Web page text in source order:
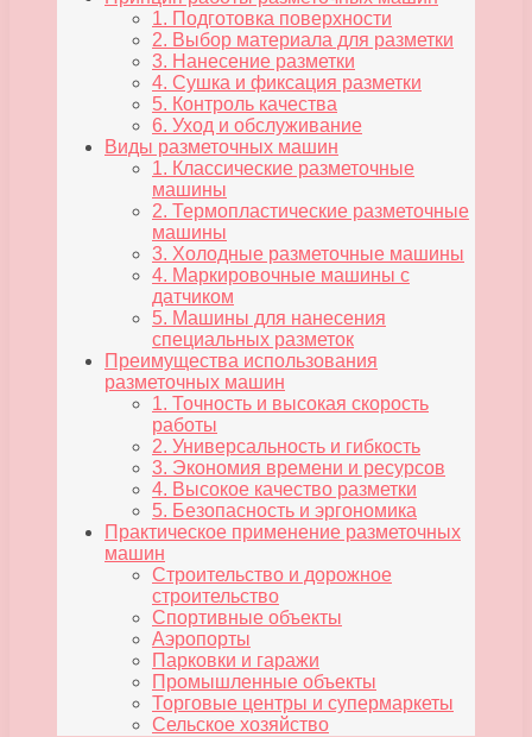
1. Подготовка поверхности
2. Выбор материала для разметки
3. Нанесение разметки
4. Сушка и фиксация разметки
5. Контроль качества
6. Уход и обслуживание
Виды разметочных машин
1. Классические разметочные
машины
2. Термопластические разметочные
машины
3. Холодные разметочные машины
4. Маркировочные машины с
датчиком
5. Машины для нанесения
специальных разметок
Преимущества использования
разметочных машин
1. Точность и высокая скорость
работы
2. Универсальность и гибкость
3. Экономия времени и ресурсов
4. Высокое качество разметки
5. Безопасность и эргономика
Практическое применение разметочных
машин
Строительство и дорожное
строительство
Спортивные объекты
Аэропорты
Парковки и гаражи
Промышленные объекты
Торговые центры и супермаркеты
Сельское хозяйство